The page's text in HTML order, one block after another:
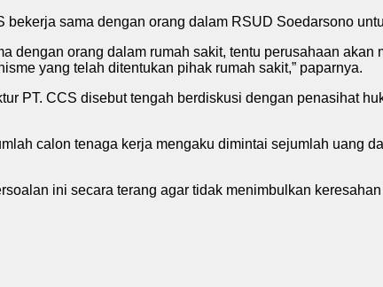
bekerja sama dengan orang dalam RSUD Soedarsono
dengan orang dalam rumah sakit, tentu perusahaan
yang telah ditentukan pihak rumah sakit,” paparnya.
PT. CCS disebut tengah berdiskusi dengan penasihat
calon tenaga kerja mengaku dimintai sejumlah uang
ini secara terang agar tidak menimbulkan